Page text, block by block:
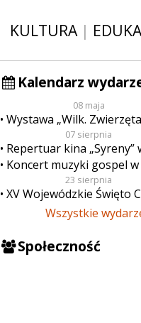
KULTURA|
Kalendarz
08 maja
Wystawa „Wilk. Zwierzęta
07 sierpnia
Repertuar kina „Syreny” w Wieluniu w dn. od 7 do
Koncert muzyki gospel w
23 sierpnia
XV Wojewódzkie Święto
Wszystkie
Społeczność